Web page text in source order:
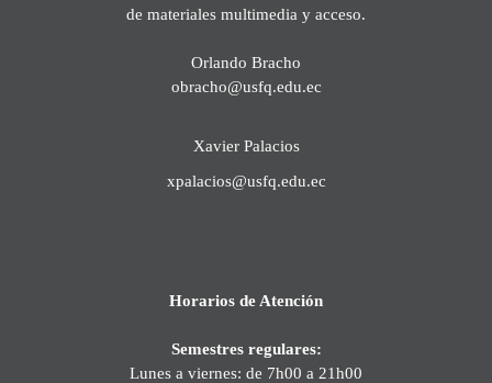
de materiales multimedia y acceso.
Orlando Bracho
obracho@usfq.edu.ec
Xavier Palacios
xpalacios@usfq.edu.ec
Horarios de Atención
Semestres regulares:
Lunes a viernes: de 7h00 a 21h00